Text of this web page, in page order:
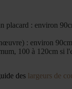
placard : environ
: environ 90cm
100 à 120cm si
des largeurs de